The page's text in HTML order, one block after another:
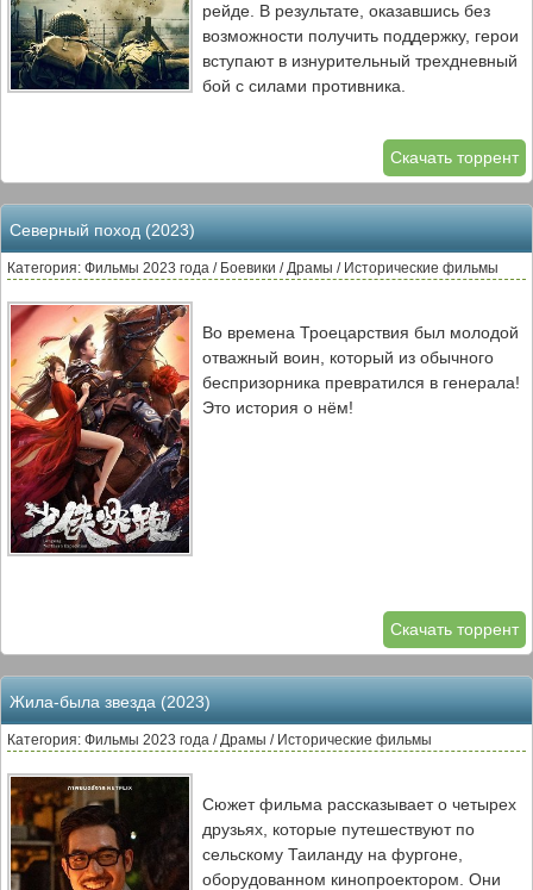
рейде. В результате, оказавшись без
возможности получить поддержку, герои
вступают в изнурительный трехдневный
бой с силами противника.
Скачать торрент
Северный поход (2023)
Категория: Фильмы 2023 года / Боевики / Драмы / Исторические фильмы
Во времена Троецарствия был молодой
отважный воин, который из обычного
беспризорника превратился в генерала!
Это история о нём!
Скачать торрент
Жила-была звезда (2023)
Категория: Фильмы 2023 года / Драмы / Исторические фильмы
Сюжет фильма рассказывает о четырех
друзьях, которые путешествуют по
сельскому Таиланду на фургоне,
оборудованном кинопроектором. Они